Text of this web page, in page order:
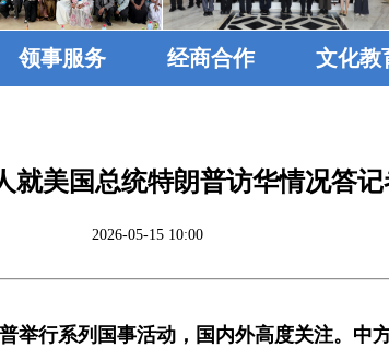
领事服务 经商合作 文化教
就美国总统特朗普访华情况答记
2026-05-15 10:00
举行系列国事活动，国内外高度关注。中